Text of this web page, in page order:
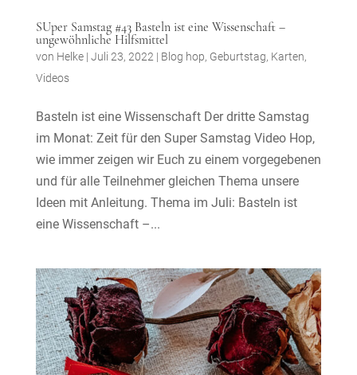
SUper Samstag #43 Basteln ist eine Wissenschaft –
ungewöhnliche Hilfsmittel
von Helke| Juli 23, 2022| Blog hop, Geburtstag, Karten,
Videos
Basteln ist eine Wissenschaft Der dritte Samstag
im Monat: Zeit für den Super Samstag Video Hop,
wie immer zeigen wir Euch zu einem vorgegebenen
und für alle Teilnehmer gleichen Thema unsere
Ideen mit Anleitung. Thema im Juli: Basteln ist
eine Wissenschaft –...